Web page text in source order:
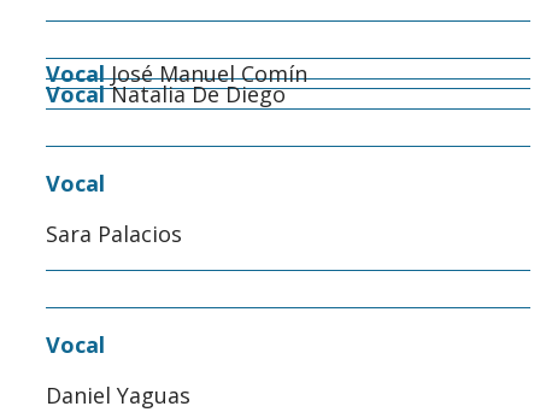
VocalJosé Manuel Comín
VocalNatalia De Diego
Vocal
Sara Palacios
Vocal
Daniel Yaguas